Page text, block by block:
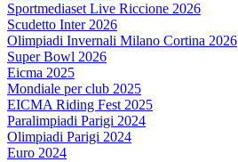
Sportmediaset Live Riccione 2026
Scudetto Inter 2026
Olimpiadi Invernali Milano Cortina 2026
Super Bowl 2026
Eicma 2025
Mondiale per club 2025
EICMA Riding Fest 2025
Paralimpiadi Parigi 2024
Olimpiadi Parigi 2024
Euro 2024